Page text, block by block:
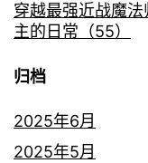
穿越最强近战魔
主的日常（55）
归档
2025年6月
2025年5月